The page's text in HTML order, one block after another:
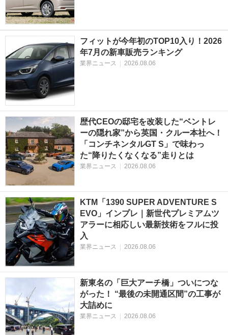
フィットが今年初のTOP10入り！2026
年7月の新車販売ランキング
業界ニュース | 2026.08.06
歴代CEOの邸宅を改装した“ベントレ
ーの隠れ家”から英国・クルー本社へ！
「コンチネンタルGT S」で味わっ
た“降りたくなくなる”走りとは
業界ニュース | 2026.08.06
KTM「1390 SUPER ADVENTURE S
EVO」インプレ｜新世代プレミアムツ
アラーに相応しい最新技術をフルに投
入
業界ニュース | 2026.08.06
新東名の「巨大アーチ橋」ついにつな
がった！ “最後の未開通区間”の工事が
大詰めに
業界ニュース | 2026.08.06